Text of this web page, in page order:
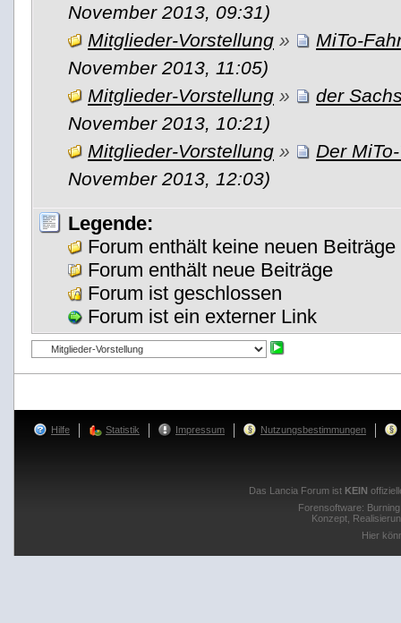
November 2013, 09:31)
Mitglieder-Vorstellung »
MiTo-
November 2013, 11:05)
Mitglieder-Vorstellung »
der
November 2013, 10:21)
Mitglieder-Vorstellung »
Der
November 2013, 12:03)
Legende:
Forum enthält keine neuen Beiträge
Forum enthält neue Beiträge
Forum ist geschlossen
Forum ist ein externer Link
Hilfe Statistik Impressum Nutzungsbestimmungen
Das Lancia Forum ist KEIN
Forensoftware:
Konzept,
Hier